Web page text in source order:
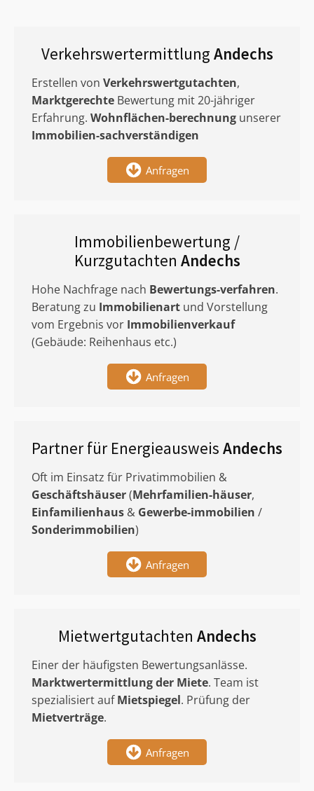
Verkehrswertermittlung Andechs
Erstellen von Verkehrswertgutachten,
Marktgerechte Bewertung mit 20-jähriger
Erfahrung. Wohnflächen-berechnung unserer
Immobilien-sachverständigen
Anfragen
Immobilienbewertung /
Kurzgutachten Andechs
Hohe Nachfrage nach Bewertungs-verfahren.
Beratung zu Immobilienart und Vorstellung
vom Ergebnis vor Immobilienverkauf
(Gebäude: Reihenhaus etc.)
Anfragen
Partner für Energieausweis Andechs
Oft im Einsatz für Privatimmobilien &
Geschäftshäuser(Mehrfamilien-häuser,
Einfamilienhaus & Gewerbe-immobilien /
Sonderimmobilien)
Anfragen
Mietwertgutachten Andechs
Einer der häufigsten Bewertungsanlässe.
Marktwertermittlungder Miete. Team ist
spezialisiert aufMietspiegel. Prüfung der
Mietverträge.
Anfragen